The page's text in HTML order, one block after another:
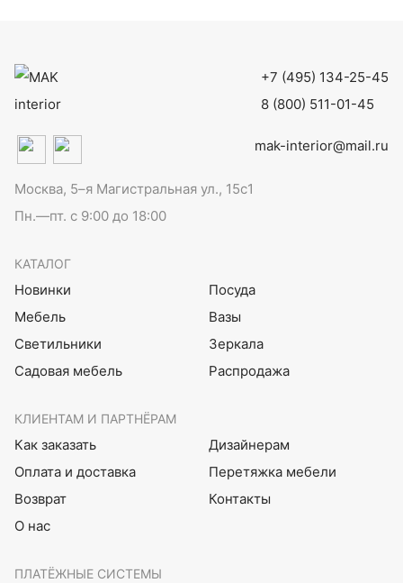
+7 (495) 134-25-45
8 (800) 511-01-45
mak-interior@mail.ru
Москва, 5–я Магистральная ул., 15с1
Пн.—пт. с 9:00 до 18:00
КАТАЛОГ
Новинки
Мебель
Светильники
Садовая мебель
Посуда
Вазы
Зеркала
Распродажа
КЛИЕНТАМ И ПАРТНЁРАМ
Как заказать
Оплата и доставка
Возврат
О нас
Дизайнерам
Перетяжка мебели
Контакты
ПЛАТЁЖНЫЕ СИСТЕМЫ